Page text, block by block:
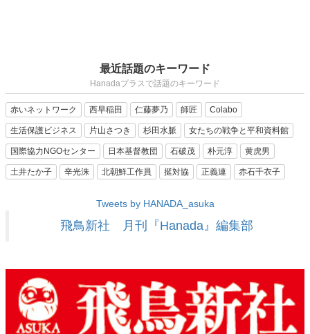
最近話題のキーワード
Hanadaプラスで話題のキーワード
赤いネットワーク 西早稲田 仁藤夢乃 師匠 Colabo
生活保護ビジネス 片山さつき 杉田水脈 女たちの戦争と平和資料館
国際協力NGOセンター 日本基督教団 石破茂 朴元淳 黄虎男
土井たか子 辛光洙 北朝鮮工作員 挺対協 正義連 赤石千衣子
Tweets by HANADA_asuka
飛鳥新社 月刊『Hanada』編集部